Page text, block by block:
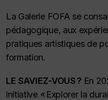
La Galerie FOFA se
pédagogique, aux
pratiques artistiques de
formation.
LE SAVIEZ-VOUS ? En
initiative « Explorer la